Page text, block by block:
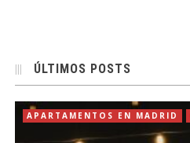
ÚLTIMOS POSTS
APARTAMENTOS EN MADRID